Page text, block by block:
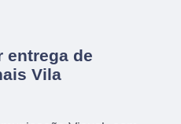
entrega de
Vila